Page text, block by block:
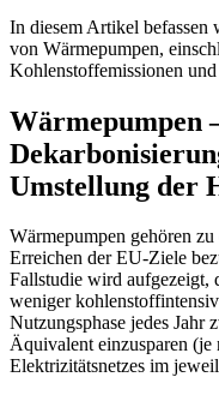
In diesem Artikel
von Wärmepumpen,
Kohlenstoffemissionen
Wärmepumpen
Umstellung der
Wärmepumpen gehören
Erreichen der EU-Ziele
Fallstudie wird aufgezeigt,
weniger
Nutzungsphase jedes Jahr
Äquivalent einzusparen (je
Elektrizitätsnetzes im